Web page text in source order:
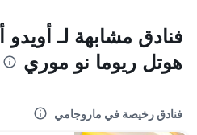
فنادق مشابهة لـ
هوتل ريوما نو موري
فنادق رخيصة في ماروجامي